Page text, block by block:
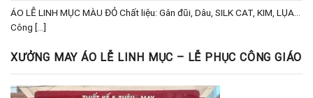
ÁO LỄ LINH MỤC MÀU ĐỎ Chất liệu: Gân đũi, Dâu, SILK CAT, KIM, LỤA…
Công [...]
XƯỞNG MAY ÁO LỄ LINH MỤC – LỄ PHỤC CÔNG GIÁO